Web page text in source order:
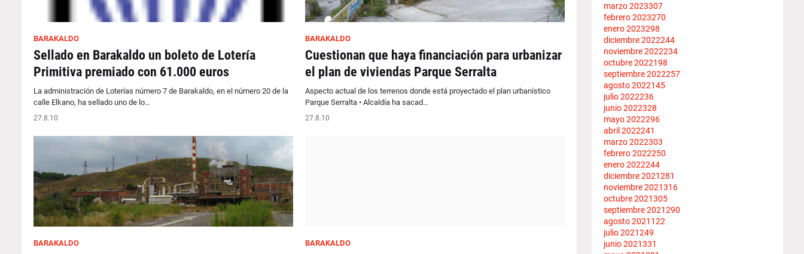
BARAKALDO
Sellado en Barakaldo un boleto de Lotería
Primitiva premiado con 61.000 euros
La administración de Loterías número 7 de Barakaldo, en el número 20 de la
calle Elkano, ha sellado uno de lo…
27.8.10
BARAKALDO
Cuestionan que haya financiación para urbanizar
el plan de viviendas Parque Serralta
Aspecto actual de los terrenos donde está proyectado el plan urbanístico
Parque Serralta • Alcaldía ha sacad…
27.8.10
BARAKALDO BARAKALDO
marzo 2023307
febrero 2023270
enero 2023298
diciembre 2022244
noviembre 2022234
octubre 2022198
septiembre 2022257
agosto 2022145
julio 2022236
junio 2022328
mayo 2022296
abril 2022241
marzo 2022303
febrero 2022250
enero 2022244
diciembre 2021281
noviembre 2021316
octubre 2021305
septiembre 2021290
agosto 2021 122
julio 2021249
junio 2021331